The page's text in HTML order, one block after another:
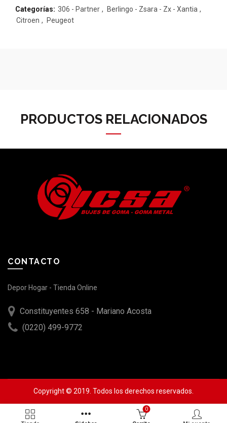
Categorías: 306 - Partner , Berlingo - Zsara - Zx - Xantia ,
Citroen , Peugeot
PRODUCTOS RELACIONADOS
CONTACTO
Depor Hogar - Tienda Online
Constituyentes 658 - Mariano Acosta
(0220) 499-9772
Copyright © 2019. Todos los derechos reservados.
0